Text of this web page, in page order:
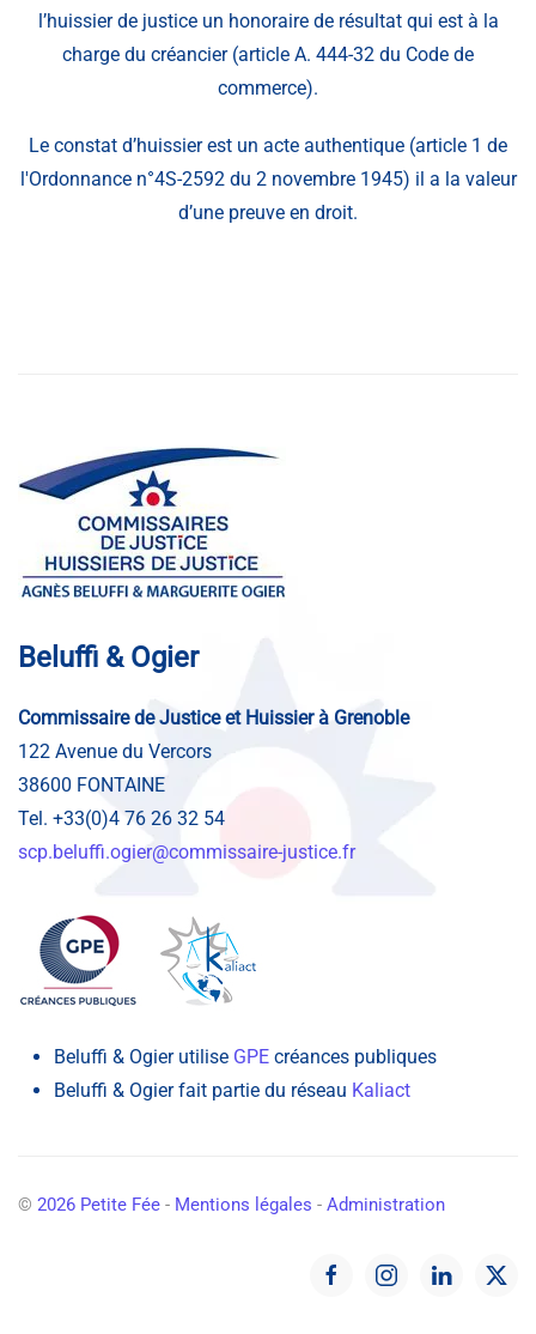
l’huissier de justice un honoraire de résultat qui est à la
charge du créancier (article A. 444-32 du Code de
commerce).
Le constat d’huissier est un acte authentique (article 1 de
l'Ordonnance n°4S-2592 du 2 novembre 1945) il a la valeur
d’une preuve en droit.
Beluffi & Ogier
Commissaire de Justice et Huissier à Grenoble
122 Avenue du Vercors
38600 FONTAINE
Tel. +33(0)4 76 26 32 54
scp.beluffi.ogier@commissaire-justice.fr
Beluffi & Ogier utilise GPE créances publiques
Beluffi & Ogier fait partie du réseau Kaliact
© 2026 Petite Fée - Mentions légales - Administration